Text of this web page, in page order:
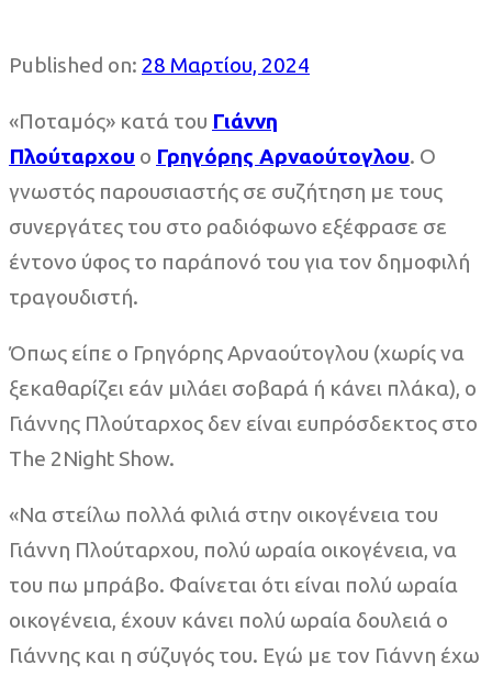
Published on: 28 Μαρτίου, 2024
«Ποταμός» κατά του Γιάννη
Πλούταρχου ο Γρηγόρης Αρναούτογλου. Ο
γνωστός παρουσιαστής σε συζήτηση με τους
συνεργάτες του στο ραδιόφωνο εξέφρασε σε
έντονο ύφος το παράπονό του για τον δημοφιλή
τραγουδιστή.
Όπως είπε ο Γρηγόρης Αρναούτογλου (χωρίς να
ξεκαθαρίζει εάν μιλάει σοβαρά ή κάνει πλάκα), ο
Γιάννης Πλούταρχος δεν είναι ευπρόσδεκτος στο
The 2Night Show.
«Να στείλω πολλά φιλιά στην οικογένεια του
Γιάννη Πλούταρχου, πολύ ωραία οικογένεια, να
του πω μπράβο. Φαίνεται ότι είναι πολύ ωραία
οικογένεια, έχουν κάνει πολύ ωραία δουλειά ο
Γιάννης και η σύζυγός του. Εγώ με τον Γιάννη έχω